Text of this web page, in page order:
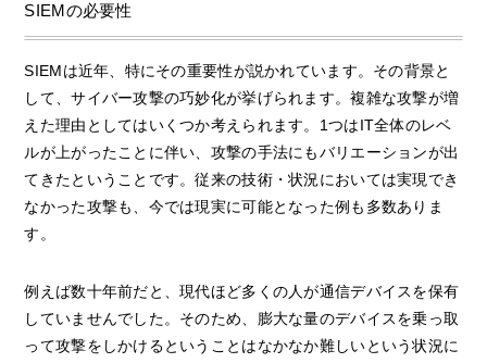
SIEMの必要性
SIEMは近年、特にその重要性が説かれています。その背景と
して、サイバー攻撃の巧妙化が挙げられます。複雑な攻撃が増
えた理由としてはいくつか考えられます。1つはIT全体のレベ
ルが上がったことに伴い、攻撃の手法にもバリエーションが出
てきたということです。従来の技術・状況においては実現でき
なかった攻撃も、今では現実に可能となった例も多数ありま
す。
例えば数十年前だと、現代ほど多くの人が通信デバイスを保有
していませんでした。そのため、膨大な量のデバイスを乗っ取
って攻撃をしかけるということはなかなか難しいという状況に